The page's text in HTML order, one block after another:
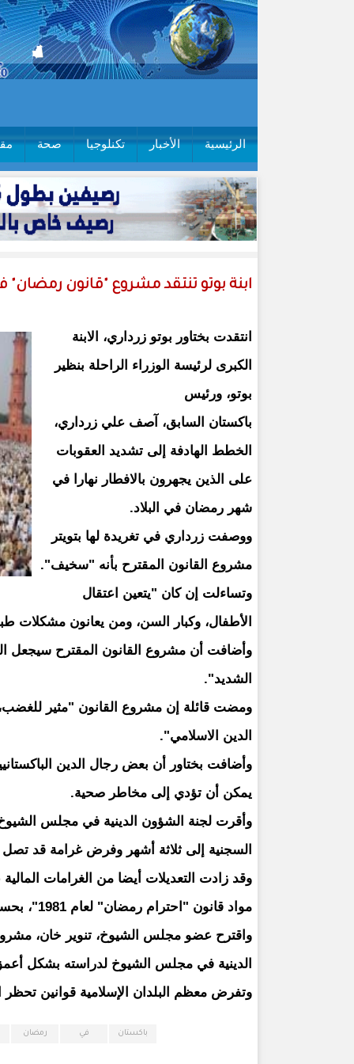
الرئيسية الأخبار تكنلوجيا صحة
ابنة بوتو تنتقد مشروع "قانون رمضان"
انتقدت بختاور بوتو زرداري، الابنة
الكبرى لرئيسة الوزراء الراحلة بنظير
بوتو، ورئيس
باكستان السابق، آصف علي زرداري،
الخطط الهادفة إلى تشديد العقوبات
على الذين يجهرون بالافطار نهارا في
شهر رمضان في البلاد.
ووصفت زرداري في تغريدة لها بتويتر
مشروع القانون المقترح بأنه "سخيف".
وتساءلت إن كان "يتعين اعتقال
الأطفال، وكبار السن، ومن يعانون
وأضافت أن مشروع القانون المقترح سيجعل
الشديد".
ومضت قائلة إن مشروع القانون "مثير
الدين الاسلامي".
وأضافت بختاور أن بعض رجال الدين
يمكن أن تؤدي إلى مخاطر صحية.
وأقرت لجنة الشؤون الدينية في مجلس الشيوخ
السجنية إلى ثلاثة أشهر وفرض غرامة قد تصل لحدود 500 روبية ضد كل من يجاهر بتناول
وقد زادت التعديلات أيضا من الغرامات
مواد قانون "احترام رمضان" لعام 1981"، بحسب ما أوردته صحيفة "إكسبريس تربيون".
واقترح عضو مجلس الشيوخ، تنوير خان،
الدينية في مجلس الشيوخ لدراسته بشكل
وتفرض معظم البلدان الإسلامية قوانين
رمضان في باكستان